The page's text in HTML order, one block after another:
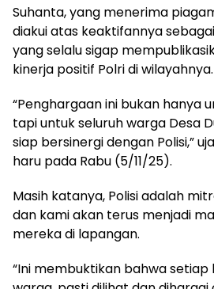
Suhanta, yang menerima
diakui atas keaktifannya
yang selalu sigap
kinerja positif Polri di wilayahnya.
“Penghargaan ini bukan hanya
tapi untuk seluruh warga Desa
siap bersinergi dengan Polisi,”
haru pada Rabu (5/11/25).
Masih katanya, Polisi adalah
dan kami akan terus menjadi
mereka di lapangan.
“Ini membuktikan bahwa